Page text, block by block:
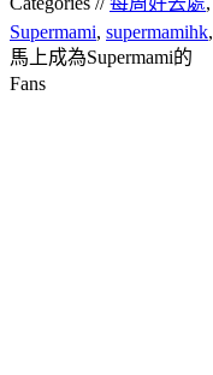
Supermami, supermamihk,
馬上成為Supermami的
Fans